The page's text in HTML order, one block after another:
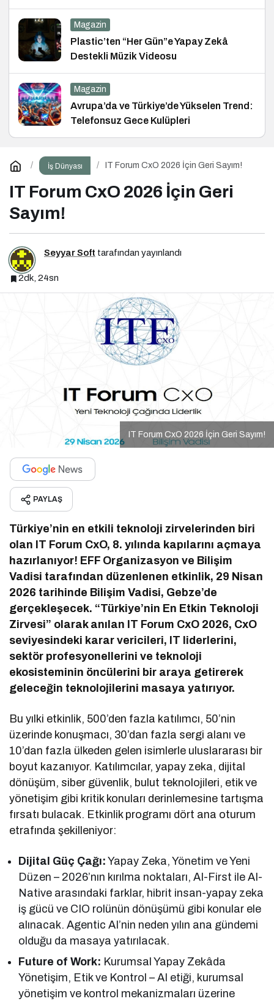
ve Hukuk Konferansı
Magazin
Plastic’ten “Her Gün”e Yapay Zekâ
Destekli Müzik Videosu
Magazin
Avrupa’da ve Türkiye’de Yükselen Trend:
Telefonsuz Gece Kulüpleri
İş Dünyası IT Forum CxO 2026 İçin Geri Sayım!
IT Forum CxO 2026 İçin Geri
Sayım!
Seyyar Soft tarafından yayınlandı
2dk, 24sn
IT Forum CxO 2026 İçin Geri Sayım!
PAYLAŞ
Türkiye’nin en etkili teknoloji zirvelerinden biri
olan IT Forum CxO, 8. yılında kapılarını açmaya
hazırlanıyor! EFF Organizasyon ve Bilişim
Vadisi tarafından düzenlenen etkinlik, 29 Nisan
2026 tarihinde Bilişim Vadisi, Gebze’de
gerçekleşecek. “Türkiye’nin En Etkin Teknoloji
Zirvesi” olarak anılan IT Forum CxO 2026, CxO
seviyesindeki karar vericileri, IT liderlerini,
sektör profesyonellerini ve teknoloji
ekosisteminin öncülerini bir araya getirerek
geleceğin teknolojilerini masaya yatırıyor.
Bu yılki etkinlik, 500’den fazla katılımcı, 50’nin
üzerinde konuşmacı, 30’dan fazla sergi alanı ve
10’dan fazla ülkeden gelen isimlerle uluslararası bir
boyut kazanıyor. Katılımcılar, yapay zeka, dijital
dönüşüm, siber güvenlik, bulut teknolojileri, etik ve
yönetişim gibi kritik konuları derinlemesine tartışma
fırsatı bulacak. Etkinlik programı dört ana oturum
etrafında şekilleniyor:
Dijital Güç Çağı: Yapay Zeka, Yönetim ve Yeni
Düzen – 2026’nın kırılma noktaları, AI-First ile AI-
Native arasındaki farklar, hibrit insan-yapay zeka
iş gücü ve CIO rolünün dönüşümü gibi konular ele
alınacak. Agentic AI’nin neden yılın ana gündemi
olduğu da masaya yatırılacak.
Future of Work: Kurumsal Yapay Zekâda
Yönetişim, Etik ve Kontrol – AI etiği, kurumsal
yönetişim ve kontrol mekanizmaları üzerine